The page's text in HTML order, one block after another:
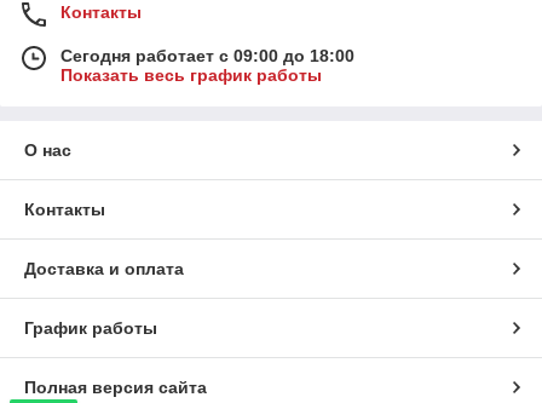
Контакты
Сегодня работает с 09:00 до 18:00
Показать весь график работы
О нас
Контакты
Доставка и оплата
График работы
Полная версия сайта